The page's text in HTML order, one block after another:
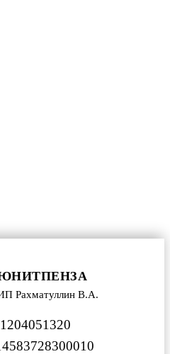
Рахматуллин В.А.